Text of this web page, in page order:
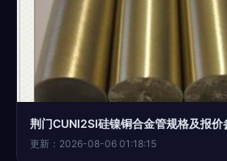
荆门CUNI2SI硅镍铜合金管规格及报价
更新：2026-08-06 01:18:15